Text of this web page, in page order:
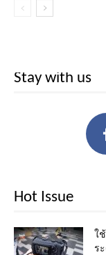
Stay with us
Hot Issue
ใ
ร